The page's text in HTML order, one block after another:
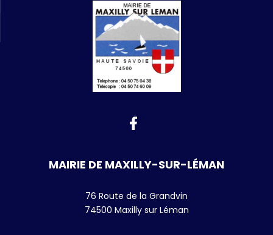
MAIRIE DE MAXILLY-SUR-LÉMAN
76 Route de la Grandvin
74500 Maxilly sur Léman